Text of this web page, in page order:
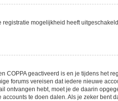
mogelijkheid heeft
COPPA geactiveerd is en je tijdens het
forums vereisen dat iedere nieuwe
ontvangen hebt, moet je de daarin
te doen dalen. Als je zeker bent